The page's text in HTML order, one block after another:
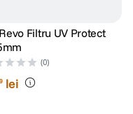
Filtru UV Protect
(0)
lei